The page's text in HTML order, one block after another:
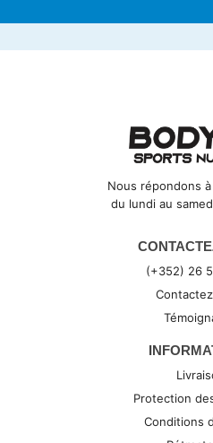
Nous répondons
du lundi au
(+352) 26
Protection
Conditions